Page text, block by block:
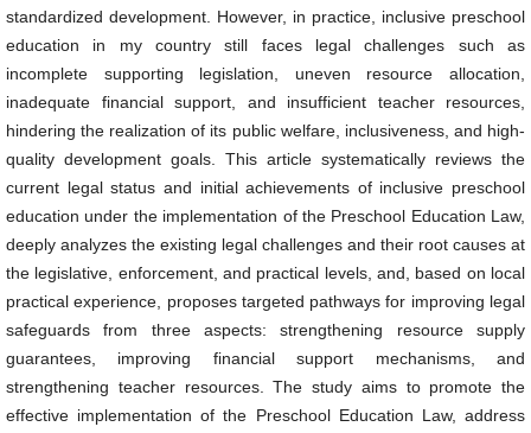
standardized development. However, in practice, inclusive preschool
education in my country still faces legal challenges such as
incomplete supporting legislation, uneven resource allocation,
inadequate financial support, and insufficient teacher resources,
hindering the realization of its public welfare, inclusiveness, and high-
quality development goals. This article systematically reviews the
current legal status and initial achievements of inclusive preschool
education under the implementation of the Preschool Education Law,
deeply analyzes the existing legal challenges and their root causes at
the legislative, enforcement, and practical levels, and, based on local
practical experience, proposes targeted pathways for improving legal
safeguards from three aspects: strengthening resource supply
guarantees, improving financial support mechanisms, and
strengthening teacher resources. The study aims to promote the
effective implementation of the Preschool Education Law, address